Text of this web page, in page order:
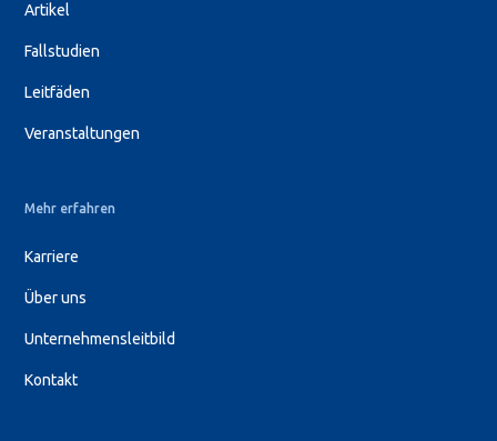
Artikel
Fallstudien
Leitfäden
Veranstaltungen
Mehr erfahren
Karriere
Über uns
Unternehmensleitbild
Kontakt